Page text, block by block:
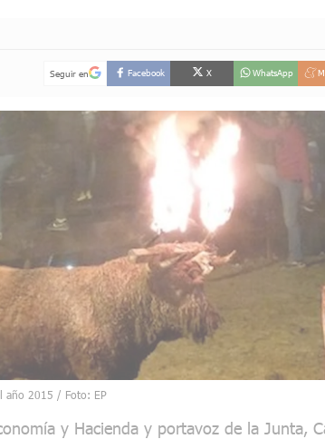
Seguir en Facebook X WhatsApp
año 2015 / Foto: EP
y Hacienda y portavoz de la Junta,